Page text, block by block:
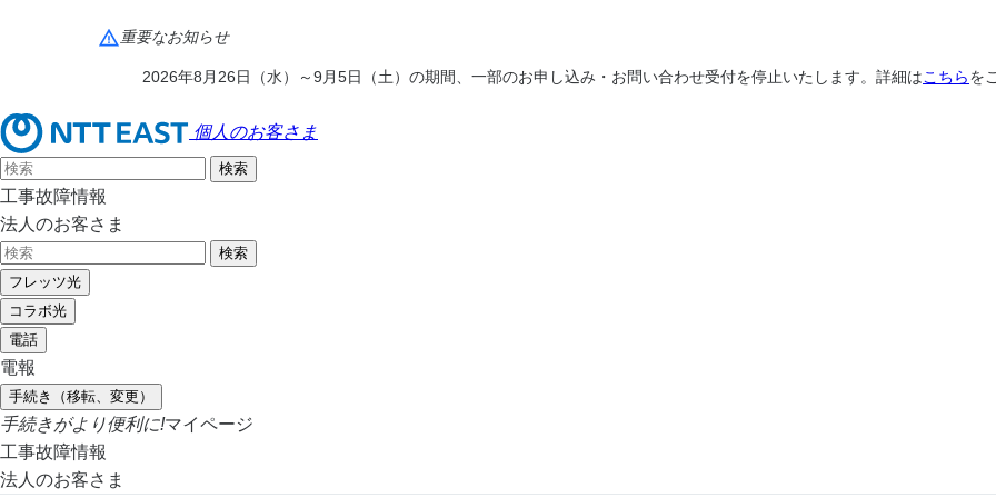
重要なお知らせ
2026年8月26日（水）～9月5日（土）の期間、一部のお申し込み・お問い合わせ受付を停止いたします。詳細はこちらを
個人のお客さま
工事故障情報
法人のお客さま
フレッツ光
コラボ光
電話
電報
手続き（移転、変更）
手続きがより便利に!マイページ
工事故障情報
法人のお客さま